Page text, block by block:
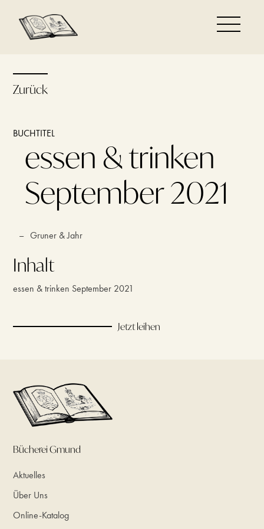
Zurück
BUCHTITEL
essen & trinken
September 2021
– Gruner & Jahr
Inhalt
essen & trinken September 2021
Jetzt leihen
Bücherei Gmund
Aktuelles
Über Uns
Online-Katalog